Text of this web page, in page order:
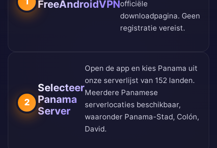
FreeAndroidVPNofficiële
downloadpagina. Geen
registratie vereist.
2
Selecteer
Panama
Server
Open de app en kies Panama uit
onze serverlijst van 152 landen.
Meerdere Panamese
serverlocaties beschikbaar,
waaronder Panama-Stad, Colón,
David.